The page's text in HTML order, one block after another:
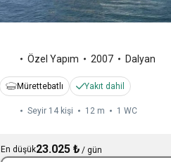
Özel Yapım 2007 Dalyan
Mürettebatlı Yakıt dahil
Seyir 14 kişi 12 m 1 WC
En düşük23.025 ₺ / gün